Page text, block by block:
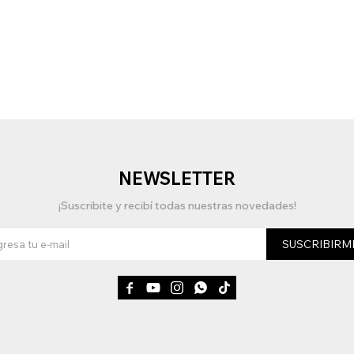
NEWSLETTER
¡Suscribite y recibí todas nuestras novedades!
    